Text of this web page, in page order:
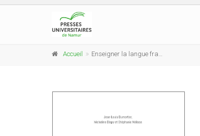
Accueil Enseigner la langue française dans le tronc commun